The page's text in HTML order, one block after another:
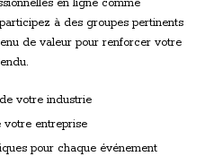
en ligne comme
à des groupes pertinents
de valeur pour renforcer votre
votre industrie
votre entreprise
pour chaque événement